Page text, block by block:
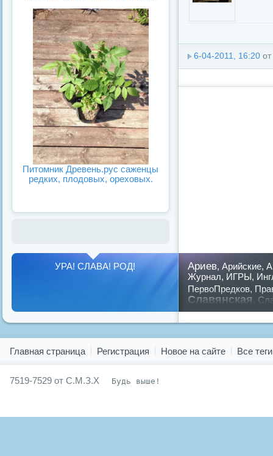
6-04-2011, 16:20 от
Питомник Древень.рус саженцы
редких, плодовых, ореховых.
Ариев, Арийские,
Журнал, ИГРЫ,
ПервоПредков,
Славянская
предков,путин,
УРА! СЛАВА! РОД!
Главная страница Регистрация Новое на сайте Все теги
7519-7529 от С.М.З.Х Будь выше!